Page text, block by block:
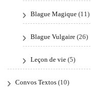
Blague Magique (11)
Blague Vulgaire (26)
Leçon de vie (5)
Convos Textos (10)